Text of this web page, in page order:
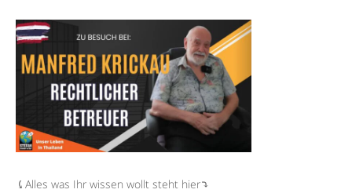
⤹Alles was Ihr wissen wollt steht hier⤵︎